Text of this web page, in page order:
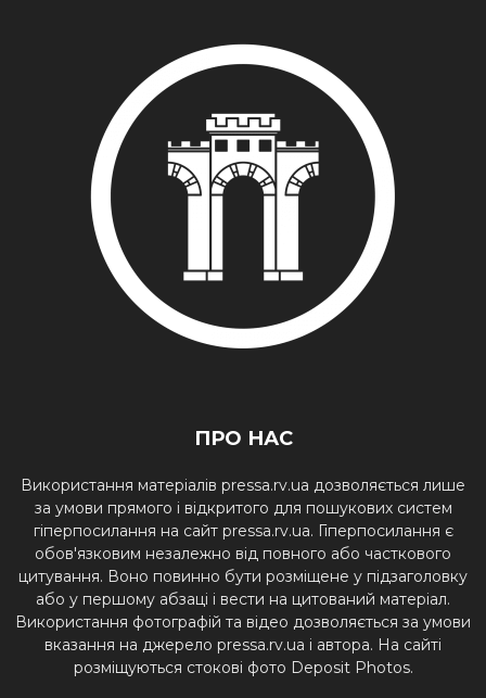
ПРО НАС
Використання матеріалів pressa.rv.ua дозволяється лише
за умови прямого і відкритого для пошукових систем
гіперпосилання на сайт pressa.rv.ua. Гіперпосилання є
обов'язковим незалежно від повного або часткового
цитування. Воно повинно бути розміщене у підзаголовку
або у першому абзаці і вести на цитований матеріал.
Використання фотографій та відео дозволяється за умови
вказання на джерело pressa.rv.ua і автора. На сайті
розміщуються стокові фото Deposit Photos.